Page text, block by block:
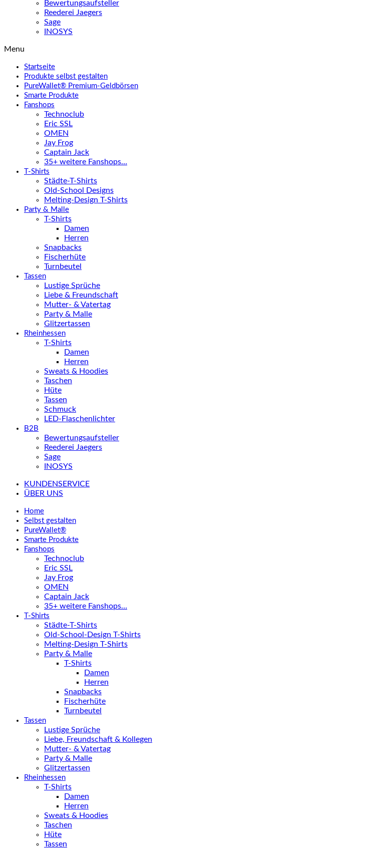
Bewertungsaufsteller
Reederei Jaegers
Sage
INOSYS
Menu
Startseite
Produkte selbst gestalten
PureWallet® Premium-Geldbörsen
Smarte Produkte
Fanshops
Technoclub
Eric SSL
OMEN
Jay Frog
Captain Jack
35+ weitere Fanshops…
T-Shirts
Städte-T-Shirts
Old-School Designs
Melting-Design T-Shirts
Party & Malle
T-Shirts
Damen
Herren
Snapbacks
Fischerhüte
Turnbeutel
Tassen
Lustige Sprüche
Liebe & Freundschaft
Mutter- & Vatertag
Party & Malle
Glitzertassen
Rheinhessen
T-Shirts
Damen
Herren
Sweats & Hoodies
Taschen
Hüte
Tassen
Schmuck
LED-Flaschenlichter
B2B
Bewertungsaufsteller
Reederei Jaegers
Sage
INOSYS
KUNDENSERVICE
ÜBER UNS
Home
Selbst gestalten
PureWallet®
Smarte Produkte
Fanshops
Technoclub
Eric SSL
Jay Frog
OMEN
Captain Jack
35+ weitere Fanshops…
T-Shirts
Städte-T-Shirts
Old-School-Design T-Shirts
Melting-Design T-Shirts
Party & Malle
T-Shirts
Damen
Herren
Snapbacks
Fischerhüte
Turnbeutel
Tassen
Lustige Sprüche
Liebe, Freundschaft & Kollegen
Mutter- & Vatertag
Party & Malle
Glitzertassen
Rheinhessen
T-Shirts
Damen
Herren
Sweats & Hoodies
Taschen
Hüte
Tassen